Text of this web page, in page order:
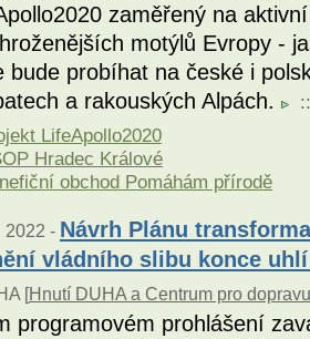
zaměřený na
motýlů Evropy -
bude probíhat na české i
a rakouských Alpách.
::
LifeApollo2020
Hradec Králové
obchod Pomáhám přírodě
2022 - Návrh Plánu
vládního slibu konce uhlí
[Hnutí DUHA a Centrum pro
programovém prohlášení